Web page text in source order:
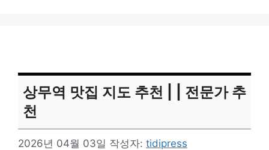
상무역 맛집 지도 추천 | | 전문가 추
천
2026년 04월 03일 작성자: tidipress